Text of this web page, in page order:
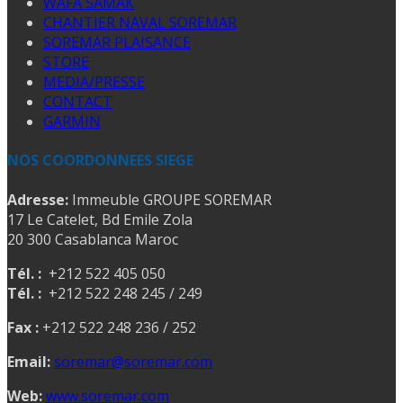
CHANTIER NAVAL SOREMAR
SOREMAR PLAISANCE
STORE
MEDIA/PRESSE
CONTACT
GARMIN
NOS COORDONNEES SIEGE
Adresse: Immeuble GROUPE SOREMAR
17 Le Catelet, Bd Emile Zola
20 300 Casablanca Maroc
Tél. : +212 522 405 050
Tél. : +212 522 248 245 / 249
Fax : +212 522 248 236 / 252
Email:soremar@soremar.com
Web:www.soremar.com